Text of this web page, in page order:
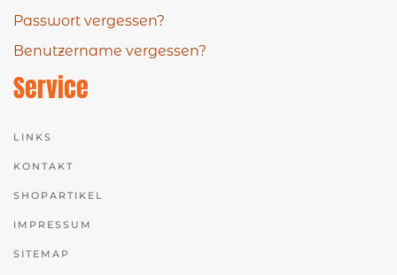
Passwort vergessen?
Benutzername vergessen?
Service
LINKS
KONTAKT
SHOPARTIKEL
IMPRESSUM
SITEMAP